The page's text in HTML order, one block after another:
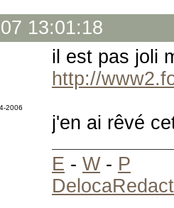
13:01:18
2006
il est pas joli
http://
j'en ai rêvé
E - W- P